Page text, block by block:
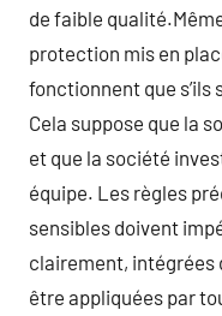
de faible
protection mis en
fonctionnent que s’ils
Cela suppose que la
et que la société
équipe. Les règles
sensibles doivent
clairement, intégrées
être appliquées par